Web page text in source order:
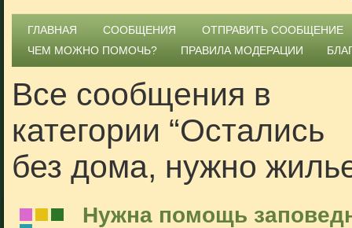
ГЛАВНАЯ СООБЩЕНИЯ
ОТПРАВИТЬ СООБЩЕНИЕ
ЧЕМ МОЖНО ПОМОЧЬ?
ПРАВИЛА МОДЕРАЦИИ
Все сообщения в
категории “Остались
без дома, нужно
Нужна помощь